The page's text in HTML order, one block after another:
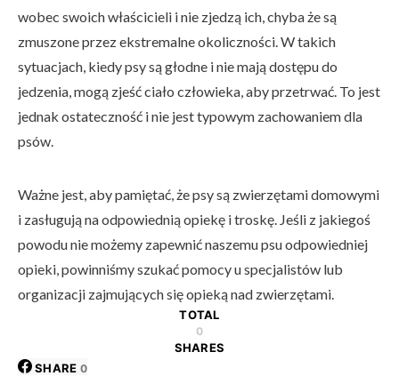
wobec swoich właścicieli i nie zjedzą ich, chyba że są
zmuszone przez ekstremalne okoliczności. W takich
sytuacjach, kiedy psy są głodne i nie mają dostępu do
jedzenia, mogą zjeść ciało człowieka, aby przetrwać. To jest
jednak ostateczność i nie jest typowym zachowaniem dla
psów.
Ważne jest, aby pamiętać, że psy są zwierzętami domowymi
i zasługują na odpowiednią opiekę i troskę. Jeśli z jakiegoś
powodu nie możemy zapewnić naszemu psu odpowiedniej
opieki, powinniśmy szukać pomocy u specjalistów lub
organizacji zajmujących się opieką nad zwierzętami.
TOTAL
0
SHARES
SHARE 0